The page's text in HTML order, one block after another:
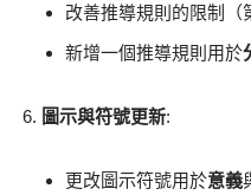
改善推導規則的限制（
新增一個推導規則用於
圖示與符號更新:
更改圖示符號用於意義